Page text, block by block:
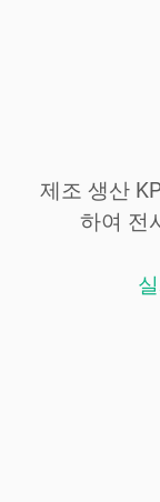
제조 생산
하여 전